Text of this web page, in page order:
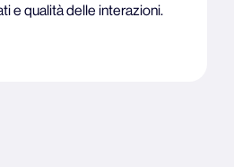
e qualità delle interazioni.